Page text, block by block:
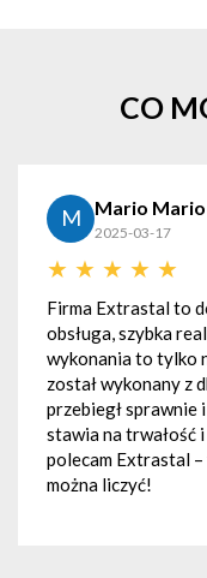
CO
Mario
03-17
★
to doskonały
szybka realizacja
to tylko niektóre z zalet
z dbałością o
sprawnie i
trwałość i precyzję. Z
– to rzetelny